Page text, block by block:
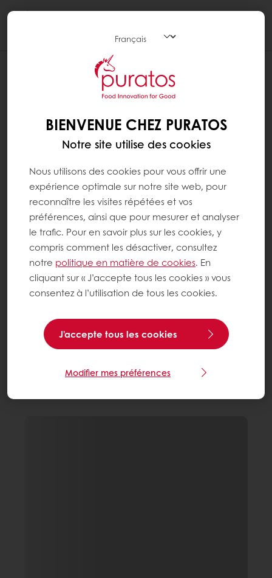
BIENVENUE CHEZ PURATOS
Notre site utilise des cookies
Nous utilisons des cookies pour vous offrir une
expérience optimale sur notre site web, pour
reconnaître les visites répétées et vos
préférences, ainsi que pour mesurer et analyser
le trafic. Pour en savoir plus sur les cookies, y
compris comment les désactiver, consultez
notre politique en matière de cookies. En
cliquant sur « J’accepte tous les cookies » vous
consentez à l’utilisation de tous les cookies.
J'accepte tous les cookies
Modifier mes préférences